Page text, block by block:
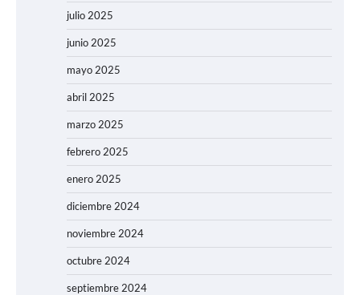
julio 2025
junio 2025
mayo 2025
abril 2025
marzo 2025
febrero 2025
enero 2025
diciembre 2024
noviembre 2024
octubre 2024
septiembre 2024